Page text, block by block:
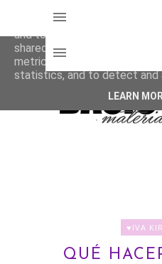
♥IVA
QUÉ
This site uses cookies from
and to analyze traffic. Your
shared with Google along
metrics to ensure quality of
statistics, and to detect and
LEARN